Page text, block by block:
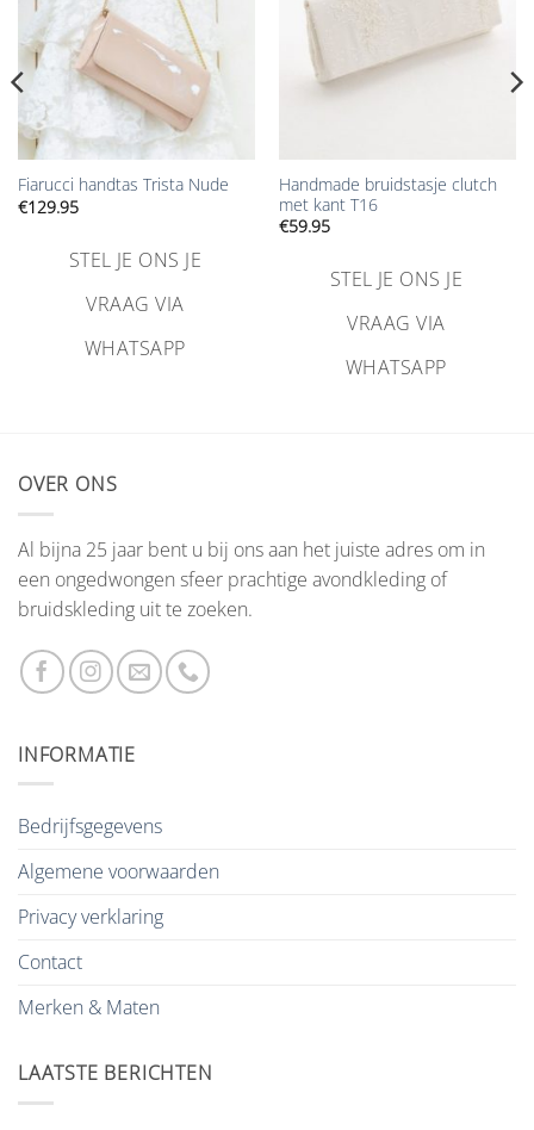
Fiarucci handtas Trista Nude
€129.95
STEL JE ONS JE
VRAAG VIA
WHATSAPP
Handmade bruidstasje clutch
met kant T16
€59.95
STEL JE ONS JE
VRAAG VIA
WHATSAPP
OVER ONS
Al bijna 25 jaar bent u bij ons aan het juiste adres om in
een ongedwongen sfeer prachtige avondkleding of
bruidskleding uit te zoeken.
INFORMATIE
Bedrijfsgegevens
Algemene voorwaarden
Privacy verklaring
Contact
Merken & Maten
LAATSTE BERICHTEN